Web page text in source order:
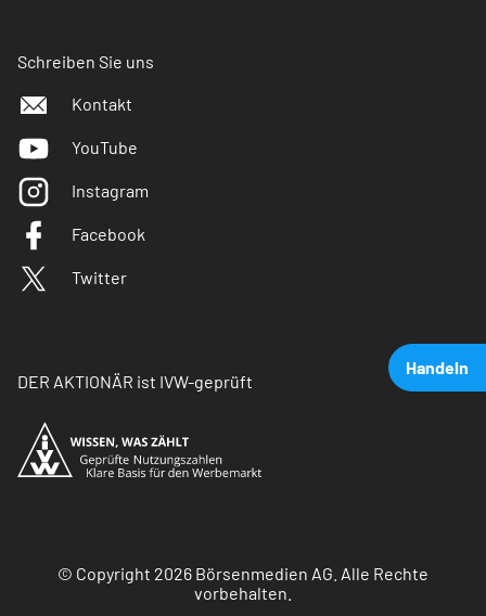
Handeln
Schreiben Sie uns
Kontakt
YouTube
Instagram
Facebook
Twitter
DER AKTIONÄR ist IVW-geprüft
© Copyright 2026 Börsenmedien AG. Alle Rechte
vorbehalten.